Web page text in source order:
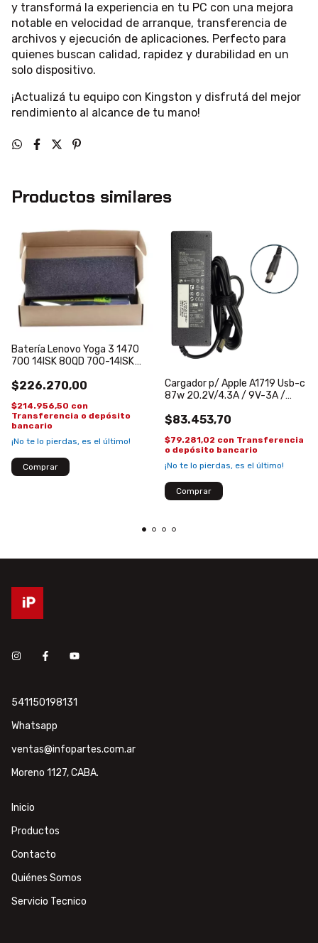
y transformá la experiencia en tu PC con una mejora
notable en velocidad de arranque, transferencia de
archivos y ejecución de aplicaciones. Perfecto para
quienes buscan calidad, rapidez y durabilidad en un
solo dispositivo.
¡Actualizá tu equipo con Kingston y disfrutá del mejor
rendimiento al alcance de tu mano!
Productos similares
Batería Lenovo Yoga 3 1470
700 14ISK 80QD 700-14ISK
$226.270,00
$214.956,50 con
Transferencia o depósito
bancario
¡No te lo pierdas, es el último!
Cargador p/ Apple A1719 Usb-c
87w 20.2V/4.3A / 9V-3A /
$83.453,70
$79.281,02 con Transferencia
o depósito bancario
¡No te lo pierdas, es el último!
541150198131
Whatsapp
ventas@infopartes.com.ar
Moreno 1127, CABA.
Inicio
Productos
Contacto
Quiénes Somos
Servicio Tecnico